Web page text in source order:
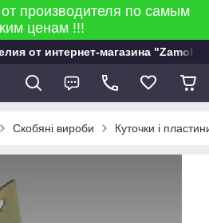
производителя по самым
ценам !!!
от интернет-магазина "Zamok
Скобяні вироби Куточки і